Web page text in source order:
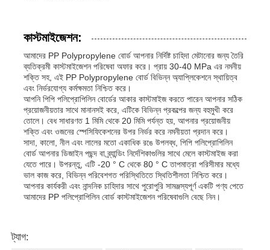
কাস্টমাইজেশন:
আমাদের PP Polypropylene বোর্ড আপনার নির্দিষ্ট চাহিদা মেটানোর জন্য তৈরি
ব্যতিক্রমী কাস্টমাইজেশন পরিষেবা অফার করে। প্রায় 30-40 MPa এর নমনীয়
শক্তি সহ, এই PP Polypropylene বোর্ড বিভিন্ন অ্যাপ্লিকেশনে স্থায়িত্ব
এবং নির্ভরযোগ্য কর্মক্ষমতা নিশ্চিত করে।
আপনি পিপি পলিপ্রোপিলিন বোর্ডের আকার কাস্টমাইজ করতে পারেন আপনার সঠিক
প্রয়োজনীয়তার সাথে মানানসই করে, এটিকে বিভিন্ন প্রকল্পের জন্য বহুমুখী করে
তোলে। বেধ সাধারণত 1 মিমি থেকে 20 মিমি পর্যন্ত হয়, আপনার প্রয়োজনীয়
শক্তি এবং ওজনের স্পেসিফিকেশনের উপর নির্ভর করে নমনীয়তা প্রদান করে।
সাদা, কালো, নীল এবং লালের মতো একাধিক রঙে উপলব্ধ, পিপি পলিপ্রোপিলিন
বোর্ড আপনার ডিজাইন পছন্দ বা ব্র্যান্ডিং নির্দেশিকাগুলির সাথে মেলে কাস্টমাইজ করা
যেতে পারে। উপরন্তু, এটি -20 ° C থেকে 80 ° C তাপমাত্রা পরিসীমার মধ্যে
ভাল কাজ করে, বিভিন্ন পরিবেশগত পরিস্থিতিতে স্থিতিশীলতা নিশ্চিত করে।
আপনার কার্যকরী এবং নান্দনিক চাহিদার সাথে পুরোপুরি সামঞ্জস্যপূর্ণ একটি পণ্য পেতে
আমাদের PP পলিপ্রোপিলিন বোর্ড কাস্টমাইজেশন পরিষেবাগুলি বেছে নিন।
ট্যাগ: